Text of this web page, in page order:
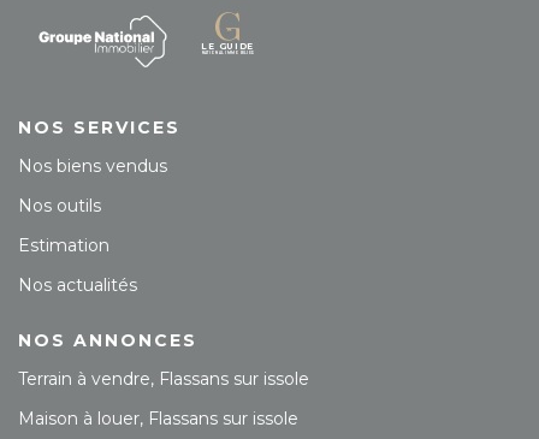
NOS SERVICES
Nos biens vendus
Nos outils
Estimation
Nos actualités
NOS ANNONCES
Terrain à vendre, Flassans sur issole
Maison à louer, Flassans sur issole